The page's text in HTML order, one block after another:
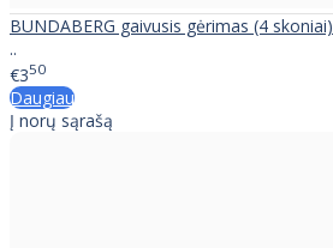
BUNDABERG gaivusis gėrimas (4 skoniai)
..
€350
Daugiau
Į norų sąrašą